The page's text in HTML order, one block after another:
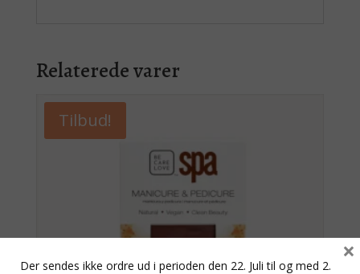
Relaterede varer
Tilbud!
Der sendes ikke ordre ud i perioden den 22. Juli til og med 2.
×